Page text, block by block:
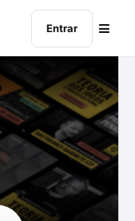
Entrar